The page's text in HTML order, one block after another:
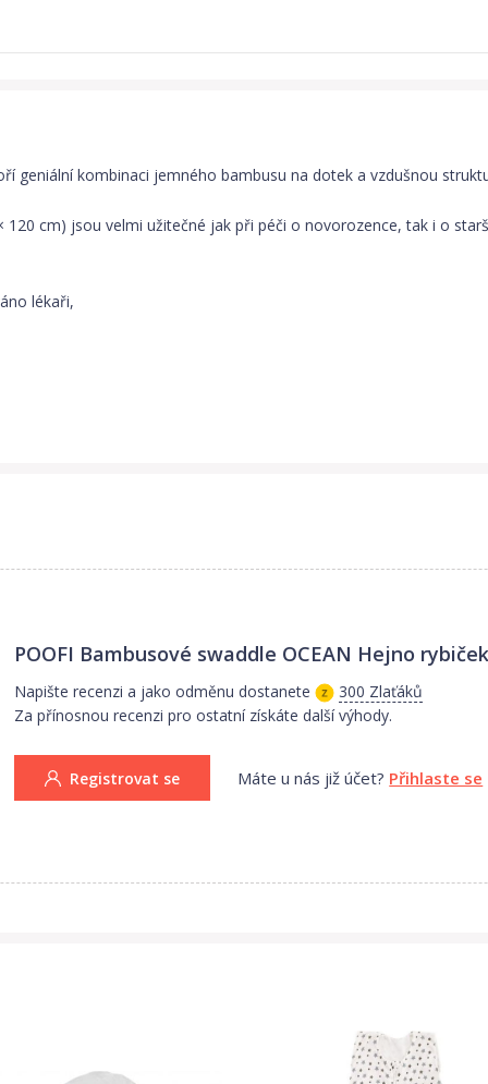
geniální kombinaci jemného bambusu na dotek a vzdušnou
120 cm) jsou velmi užitečné jak při péči o novorozence, tak i o
lékaři,
vlastnosti:
sráží vodu,
chladnější než okolní vzduch
právy. Vyrobeno v EU.
POOFI Bambusové swaddle OCEAN Hejno rybiček
Napište recenzi a jako odměnu dostanete
300 Zlaťáků
Za přínosnou recenzi pro ostatní získáte další výhody.
Registrovat se Máte u nás již účet? Přihlaste se